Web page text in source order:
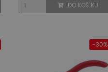
DO KOŠÍKU
-30%